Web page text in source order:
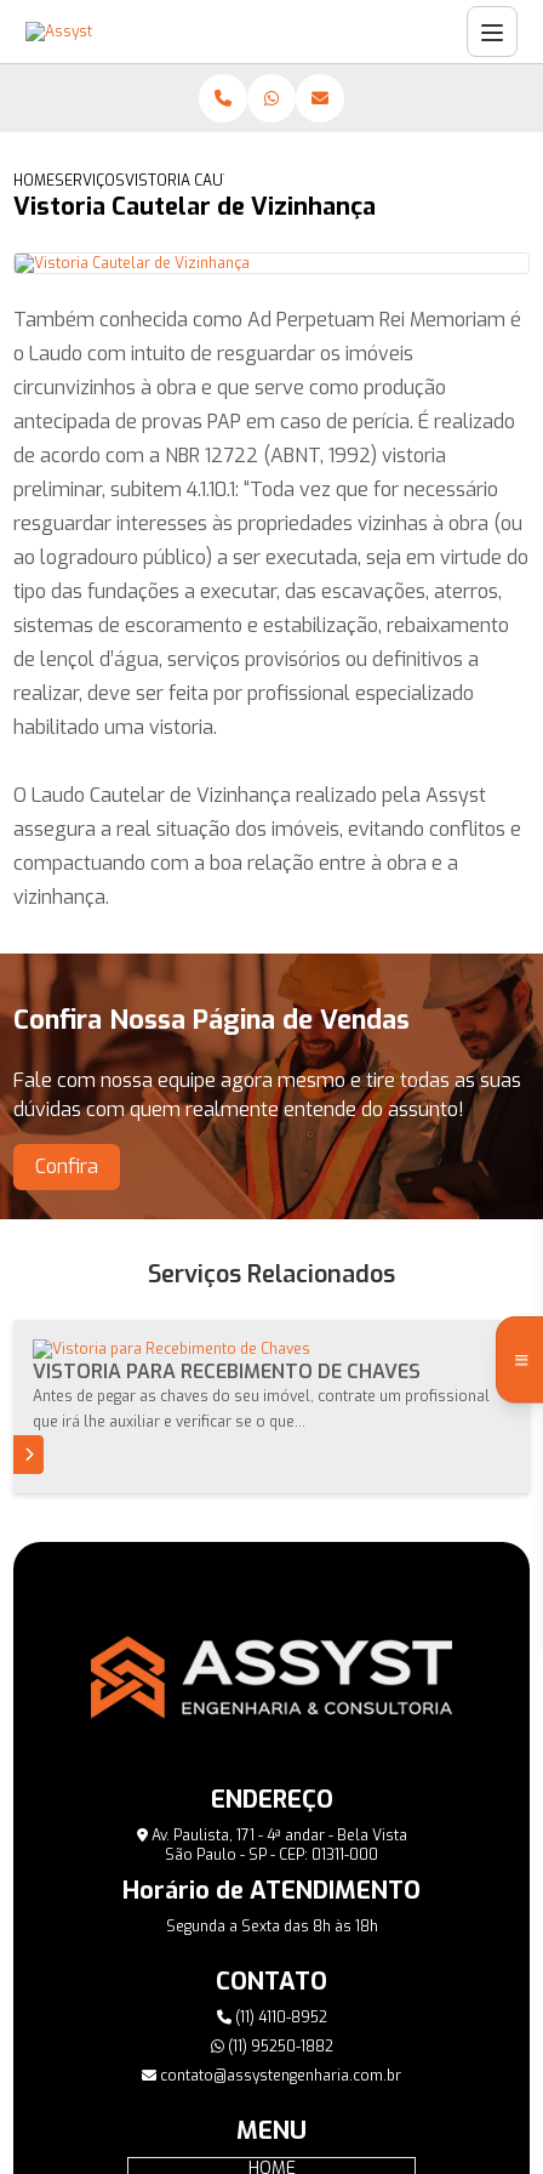
HOMESERVIÇOSVISTORIA CAUTELAR DE VIZINHANÇA
Vistoria Cautelar de Vizinhança
Também conhecida como Ad Perpetuam Rei Memoriam é
o Laudo com intuito de resguardar os imóveis
circunvizinhos à obra e que serve como produção
antecipada de provas PAP em caso de perícia. É realizado
de acordo com a NBR 12722 (ABNT, 1992) vistoria
preliminar, subitem 4.1.10.1: “Toda vez que for necessário
resguardar interesses às propriedades vizinhas à obra (ou
ao logradouro público) a ser executada, seja em virtude do
tipo das fundações a executar, das escavações, aterros,
sistemas de escoramento e estabilização, rebaixamento
de lençol d’água, serviços provisórios ou definitivos a
realizar, deve ser feita por profissional especializado
habilitado uma vistoria.
O Laudo Cautelar de Vizinhança realizado pela Assyst
assegura a real situação dos imóveis, evitando conflitos e
compactuando com a boa relação entre à obra e a
vizinhança.
Confira Nossa Página de Vendas
Fale com nossa equipe agora mesmo e tire todas as suas
dúvidas com quem realmente entende do assunto!
Confira
Serviços Relacionados
VISTORIA PARA RECEBIMENTO DE CHAVES
Antes de pegar as chaves do seu imóvel, contrate um profissional
que irá lhe auxiliar e verificar se o que...
ENDEREÇO
Av. Paulista, 171 - 4ª andar - Bela Vista
São Paulo - SP - CEP: 01311-000
Horário de ATENDIMENTO
Segunda a Sexta das 8h às 18h
CONTATO
(11) 4110-8952
(11) 95250-1882
contato@assystengenharia.com.br
MENU
HOME